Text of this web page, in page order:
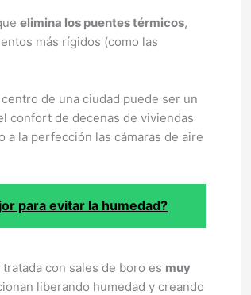
elimina los puentes térmicos,
más rígidos (como las
de una ciudad puede ser un
confort de decenas de viviendas
la perfección las cámaras de aire
para evitar la humedad?
con sales de boro es muy
liberando humedad y creando